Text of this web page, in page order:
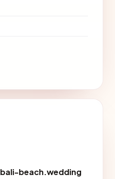
bali-beach.wedding